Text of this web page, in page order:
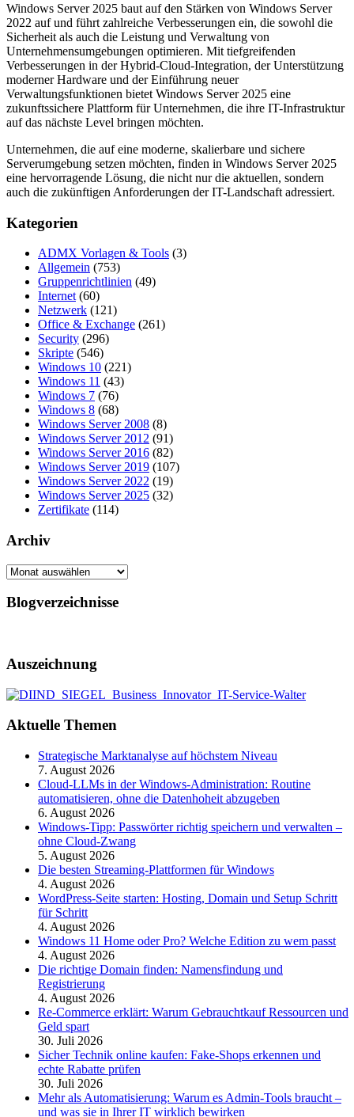
Windows Server 2025 baut auf den Stärken von Windows Server
2022 auf und führt zahlreiche Verbesserungen ein, die sowohl die
Sicherheit als auch die Leistung und Verwaltung von
Unternehmensumgebungen optimieren. Mit tiefgreifenden
Verbesserungen in der Hybrid-Cloud-Integration, der Unterstützung
moderner Hardware und der Einführung neuer
Verwaltungsfunktionen bietet Windows Server 2025 eine
zukunftssichere Plattform für Unternehmen, die ihre IT-Infrastruktur
auf das nächste Level bringen möchten.
Unternehmen, die auf eine moderne, skalierbare und sichere
Serverumgebung setzen möchten, finden in Windows Server 2025
eine hervorragende Lösung, die nicht nur die aktuellen, sondern
auch die zukünftigen Anforderungen der IT-Landschaft adressiert.
Kategorien
ADMX Vorlagen & Tools (3)
Allgemein (753)
Gruppenrichtlinien (49)
Internet (60)
Netzwerk (121)
Office & Exchange (261)
Security (296)
Skripte (546)
Windows 10 (221)
Windows 11 (43)
Windows 7 (76)
Windows 8 (68)
Windows Server 2008 (8)
Windows Server 2012 (91)
Windows Server 2016 (82)
Windows Server 2019 (107)
Windows Server 2022 (19)
Windows Server 2025 (32)
Zertifikate (114)
Archiv
Archiv
Blogverzeichnisse
Auszeichnung
Aktuelle Themen
Strategische Marktanalyse auf höchstem Niveau
7. August 2026
Cloud-LLMs in der Windows-Administration: Routine
automatisieren, ohne die Datenhoheit abzugeben
6. August 2026
Windows-Tipp: Passwörter richtig speichern und verwalten –
ohne Cloud-Zwang
5. August 2026
Die besten Streaming-Plattformen für Windows
4. August 2026
WordPress-Seite starten: Hosting, Domain und Setup Schritt
für Schritt
4. August 2026
Windows 11 Home oder Pro? Welche Edition zu wem passt
4. August 2026
Die richtige Domain finden: Namensfindung und
Registrierung
4. August 2026
Re-Commerce erklärt: Warum Gebrauchtkauf Ressourcen und
Geld spart
30. Juli 2026
Sicher Technik online kaufen: Fake-Shops erkennen und
echte Rabatte prüfen
30. Juli 2026
Mehr als Automatisierung: Warum es Admin-Tools braucht –
und was sie in Ihrer IT wirklich bewirken